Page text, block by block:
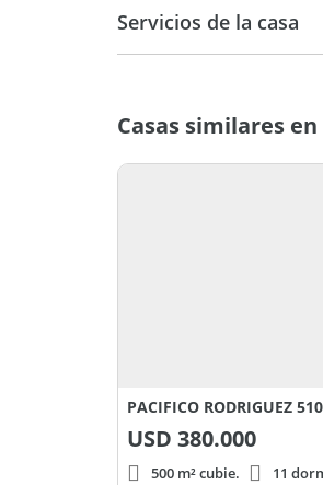
Servicios de la casa
Casas similares
PACIFICO RODRIGUEZ
USD 380.000
500 m² cubie. 11